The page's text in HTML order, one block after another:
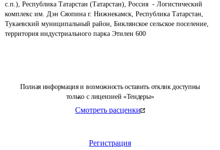
Полная информация и возможность оставить отклик доступны
только с лицензией «Тендеры»
Смотреть расценки
Регистрация
с.п.), Республика Татарстан (Татарстан), Россия  - Логистический
комплекс им. Дэн Сяопина г. Нижнекамск, Республика Татарстан,
Тукаевский муниципальный район, Биклянское сельское поселение,
территория индустриального парка Этилен 600